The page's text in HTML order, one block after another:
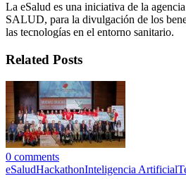
La eSalud es una iniciativa de la
SALUD, para la divulgación de los
las tecnologías en el entorno sanitario.
Related Posts
0 comments
eSaludHackathonInteligencia Artificial